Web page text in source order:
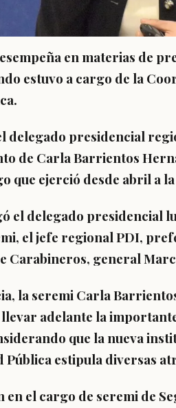
en materias de
estuvo a cargo de la
delegado presidencial
de Carla Barrientos
que ejerció desde abril a
el delegado presidencial
el jefe regional PDI,
Carabineros, general
la seremi Carla
adelante la
que la nueva
estipula diversas
en el cargo de seremi de